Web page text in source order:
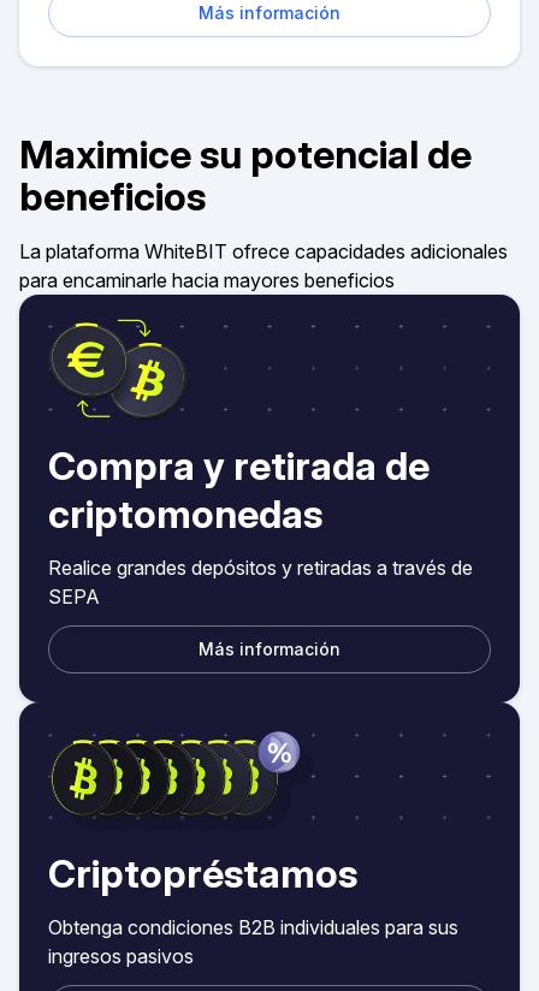
Más información
Maximice su potencial de
beneficios
La plataforma WhiteBIT ofrece capacidades adicionales
para encaminarle hacia mayores beneficios
Compra y retirada de
criptomonedas
Realice grandes depósitos y retiradas a través de
SEPA
Más información
Criptopréstamos
Obtenga condiciones B2B individuales para sus
ingresos pasivos